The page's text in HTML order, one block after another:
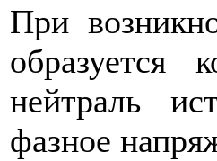
При
образуется
нейтраль
фазное